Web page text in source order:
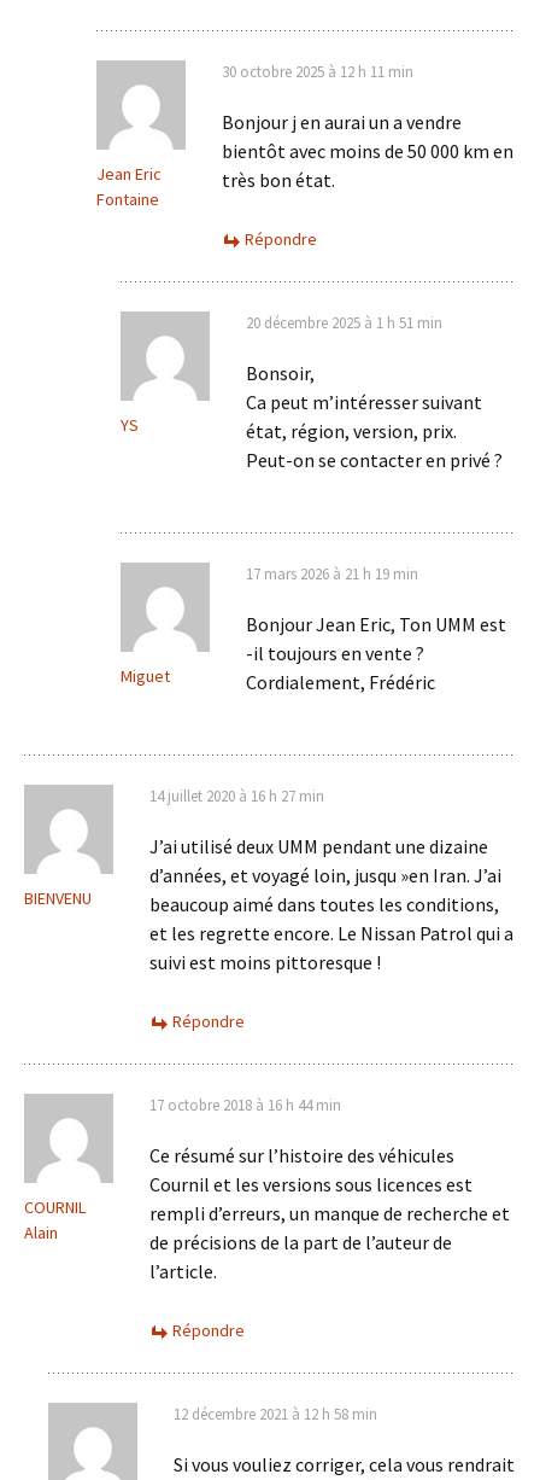
Jean Eric
Fontaine
30 octobre 2025 à 12 h 11 min
Bonjour j en aurai un a vendre
bientôt avec moins de 50 000 km en
très bon état.
Répondre
YS
20 décembre 2025 à 1 h 51 min
Bonsoir,
Ca peut m’intéresser suivant
état, région, version, prix.
Peut-on se contacter en privé ?
Miguet
17 mars 2026 à 21 h 19 min
Bonjour Jean Eric, Ton UMM est
-il toujours en vente ?
Cordialement, Frédéric
BIENVENU
14 juillet 2020 à 16 h 27 min
J’ai utilisé deux UMM pendant une dizaine
d’années, et voyagé loin, jusqu »en Iran. J’ai
beaucoup aimé dans toutes les conditions,
et les regrette encore. Le Nissan Patrol qui a
suivi est moins pittoresque !
Répondre
COURNIL
Alain
17 octobre 2018 à 16 h 44 min
Ce résumé sur l’histoire des véhicules
Cournil et les versions sous licences est
rempli d’erreurs, un manque de recherche et
de précisions de la part de l’auteur de
l’article.
Répondre
12 décembre 2021 à 12 h 58 min
Si vous vouliez corriger, cela vous rendrait